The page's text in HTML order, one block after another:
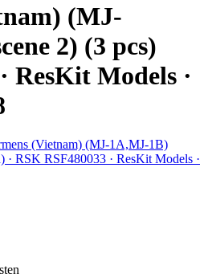
(MJ-
2) (3 pcs)
ResKit Models ·